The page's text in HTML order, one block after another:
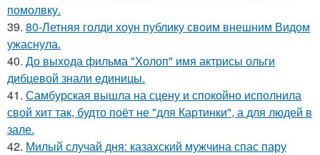
помолвку.
39. 80-Летняя голди хоун публику своим внешним Видом
ужаснула.
40. До выхода фильма "Холоп" имя актрисы ольги
дибцевой знали единицы.
41. Самбурская вышла на сцену и спокойно исполнила
свой хит так, будто поёт не "для Картинки", а для людей в
зале.
42. Милый случай дня: казахский мужчина спас пару